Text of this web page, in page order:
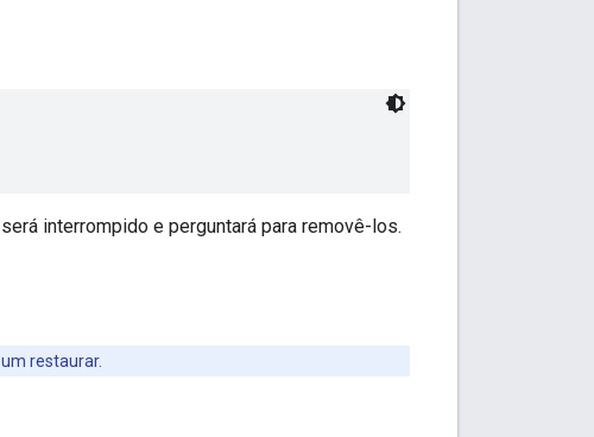
será interrompido e perguntará para removê-los.
restaurar.